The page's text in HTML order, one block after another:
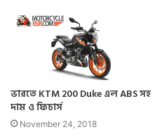
ভারতে KTM 200 Duke এল ABS সহ
দাম ও ফিচার্স
November 24, 2018